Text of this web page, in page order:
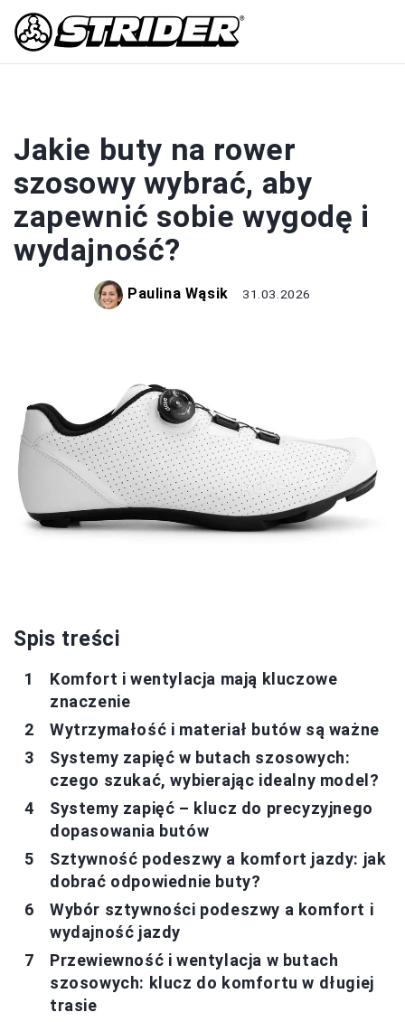
Jakie buty na rower
szosowy wybrać, aby
zapewnić sobie wygodę i
wydajność?
Paulina Wąsik 31.03.2026
Spis treści
Komfort i wentylacja mają kluczowe
znaczenie
Wytrzymałość i materiał butów są ważne
Systemy zapięć w butach szosowych:
czego szukać, wybierając idealny model?
Systemy zapięć – klucz do precyzyjnego
dopasowania butów
Sztywność podeszwy a komfort jazdy: jak
dobrać odpowiednie buty?
Wybór sztywności podeszwy a komfort i
wydajność jazdy
Przewiewność i wentylacja w butach
szosowych: klucz do komfortu w długiej
trasie